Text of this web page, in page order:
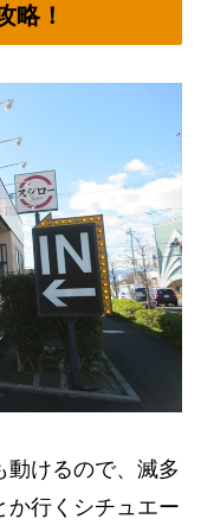
略！
動けるので、滅多
か行くシチュエー